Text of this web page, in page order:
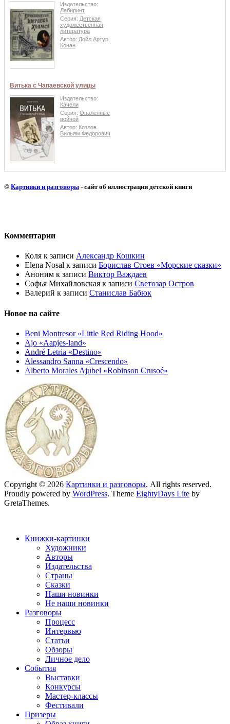
Издательство:
Лабиринт
Серия: Детская
художественная
литература
Автор: Дойл Артур
Конан
Витька с Чапаевской улицы
Издательство:
Качели
Серия: Опаленные
войной
Автор: Козлов
Вильям Федорович
© Картинки и разговоры - сайт об иллюстрации детской книги
Комментарии
Коля к записи Александр Кошкин
Elena Nosal к записи Борислав Стоев «Морские сказки»
Аноним к записи Виктор Важдаев
Софья Михайловская к записи Светозар Остров
Валерий к записи Станислав Бабюк
Новое на сайте
Beni Montresor «Little Red Riding Hood»
Ajo «Aapjes-land»
André Letria «Destino»
Alessandro Sanna «Crescendo»
Alberto Morales Ajubel «Robinson Crusoé»
Copyright © 2026 Картинки и разговоры. All rights reserved.
Proudly powered by WordPress. Theme EightyDays Lite by
GretaThemes.
Книжки-картинки
Художники
Авторы
Издательства
Страны
Сказки
Наши новинки
Не наши новинки
Разговоры
Процесс
Интервью
Статьи
Обзоры
Личное дело
События
Выставки
Конкурсы
Мастер-классы
Фестивали
Призеры